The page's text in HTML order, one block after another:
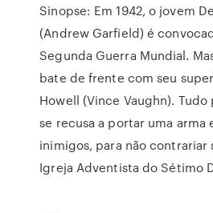
Sinopse: Em 1942, o jovem
(Andrew Garfield) é
Segunda Guerra Mundial.
bate de frente com seu
Howell (Vince Vaughn).
se recusa a portar uma arma
inimigos, para não contrariar
Igreja Adventista do Sétimo